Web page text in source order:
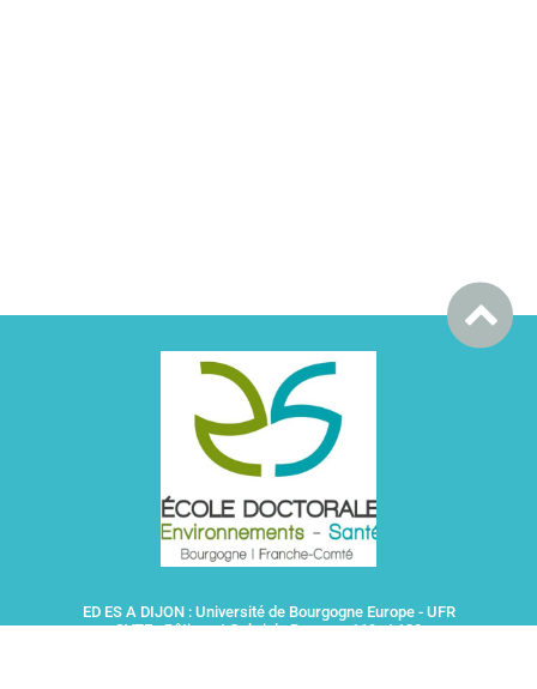
ED ES A DIJON : Université de Bourgogne Europe - UFR
SVTE - Bâtiment Gabriel - Bureaux 119 et 120